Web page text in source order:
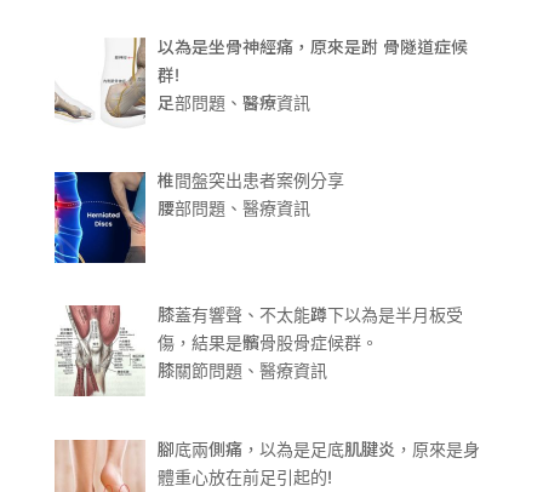
以為是坐骨神經痛，原來是跗 骨隧道症候
群!
足部問題、醫療資訊
椎間盤突出患者案例分享
腰部問題、醫療資訊
膝蓋有響聲、不太能蹲下以為是半月板受
傷，結果是髕骨股骨症候群。
膝關節問題、醫療資訊
腳底兩側痛，以為是足底肌腱炎，原來是身
體重心放在前足引起的!